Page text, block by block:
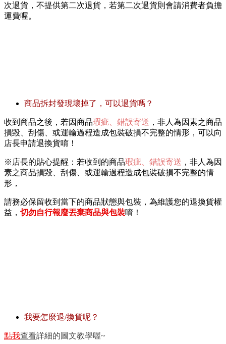
次退貨，不提供第二次退貨，若第二次退貨則會請消費者負擔
運費喔。
商品拆封發現壞掉了，可以退貨嗎？
收到商品之後，若因商品瑕疵、錯誤寄送 ，非人為因素之商品
損毀、刮傷、或運輸過程造成包裝破損不完整的情形，可以向
店長申請退換貨唷！
※店長的貼心提醒：若收到的商品瑕疵、錯誤寄送 ，非人為因
素之商品損毀、刮傷、或運輸過程造成包裝破損不完整的情
形，
請務必保留收到當下的商品狀態與包裝，為維護您的退換貨權
益， 切勿自行報廢丟棄商品與包裝唷！
我要怎麼退/換貨呢？
點我查看詳細的圖文教學喔~